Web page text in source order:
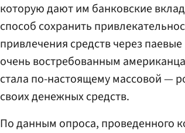
которую дают им банковские
способ сохранить
привлечения средств через
очень востребованным
стала по-настоящему массовой —
своих денежных средств.
По данным опроса, проведенного